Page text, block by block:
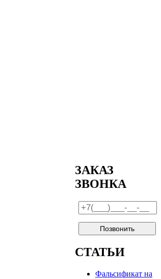
ЗАКАЗ
ЗВОНКА
СТАТЬИ
Фальсификат на